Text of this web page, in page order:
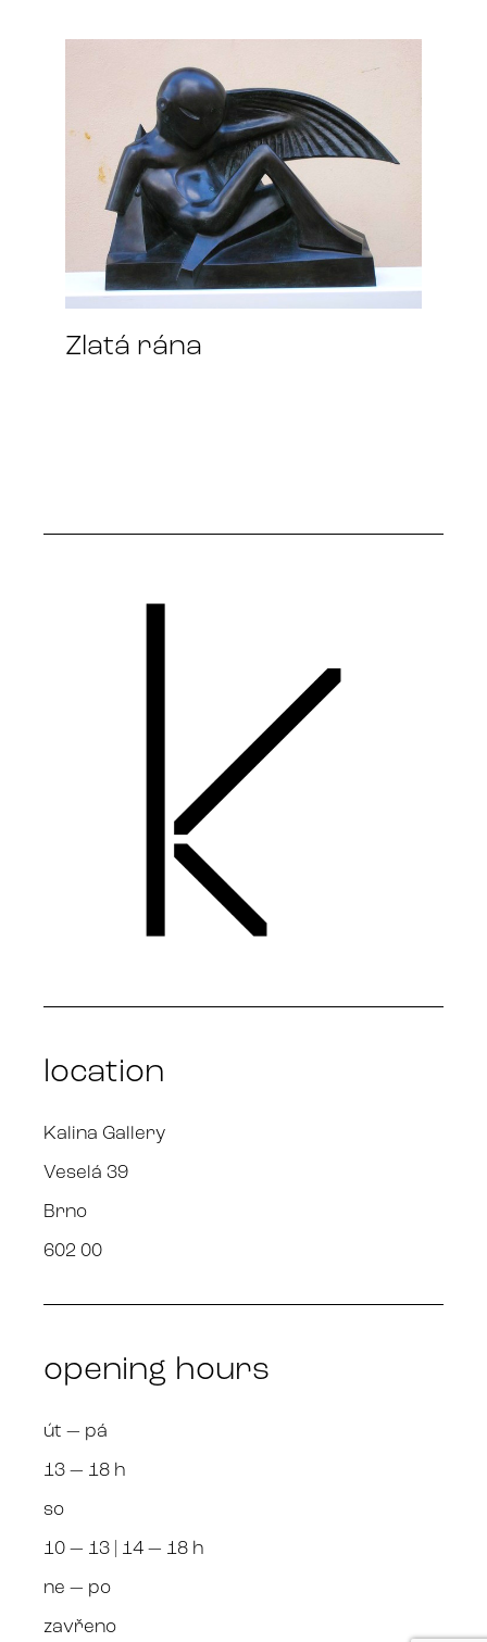
Zlatá rána
location
Kalina Gallery
Veselá 39
Brno
602 00
opening hours
út — pá
13 — 18 h
so
10 — 13 | 14 — 18 h
ne — po
zavřeno